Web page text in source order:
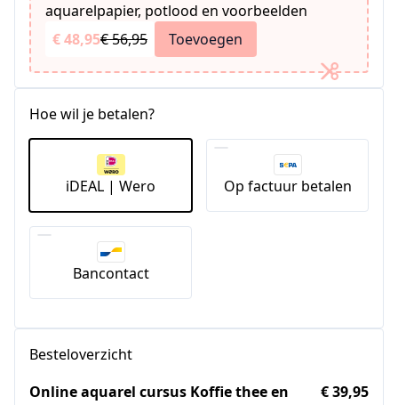
aquarelpapier, potlood en voorbeelden
€ 48,95€ 56,95 Toevoegen
Hoe wil je betalen?
iDEAL | Wero Op factuur betalen
Bancontact
Besteloverzicht
Online aquarel cursus Koffie thee en
€ 39,95